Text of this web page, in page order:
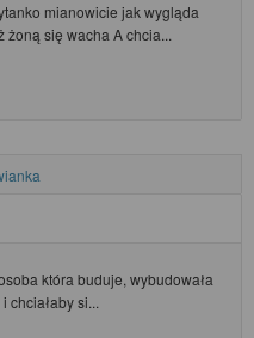
mianowicie jak wygląda
się wacha A chcia...
która buduje, wybudowała
chciałaby si...